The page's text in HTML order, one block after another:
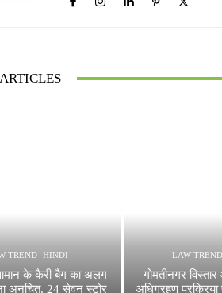
TREND -HINDI
के कैरी बैग का अलग
अनुचित, 24 सेवन स्टोर
LAW
गोमतीनगर
अधिग्रहण प्रक्रिया